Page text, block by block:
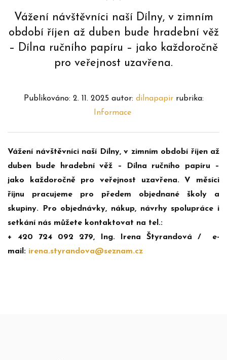
Vážení návštěvníci naší Dílny, v zimním
období říjen až duben bude hradební věž
– Dílna ručního papíru – jako každoročně
pro veřejnost uzavřena.
Publikováno: 2. 11. 2025 autor: dilnapapir rubrika:
Informace
Vážení návštěvníci naší Dílny, v zimním období říjen až
duben bude hradební věž – Dílna ručního papíru –
jako každoročně pro veřejnost uzavřena. V měsíci
říjnu pracujeme pro předem objednané školy a
skupiny. Pro objednávky, nákup, návrhy spolupráce i
setkání nás můžete kontaktovat na tel.:
+ 420 724 092 279, Ing. Irena Štyrandová / e-
mail: irena.styrandova@seznam.cz